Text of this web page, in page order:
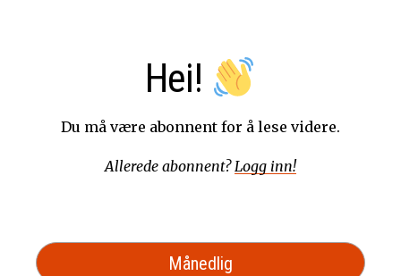
Hei!
Du må være abonnent for å lese videre.
Allerede abonnent?Logg inn!
Månedlig